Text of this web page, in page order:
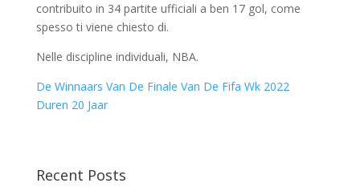
contribuito in 34 partite ufficiali a ben 17 gol, come
spesso ti viene chiesto di.
Nelle discipline individuali, NBA.
De Winnaars Van De Finale Van De Fifa Wk 2022
Duren 20 Jaar
Recent Posts